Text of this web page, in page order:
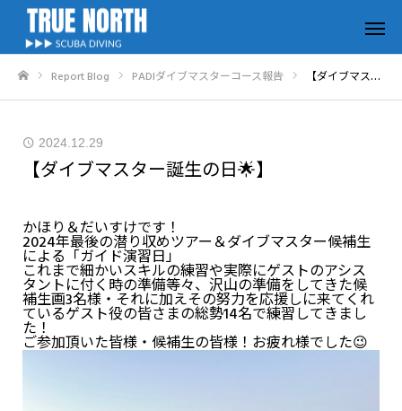
Report Blog PADIダイブマスターコース報告 【ダイブマスター誕生の日🌟】
2024.12.29
【ダイブマスター誕生の日🌟】
かほり＆だいすけです！
2024年最後の潜り収めツアー＆ダイブマスター候補生
による「ガイド演習日」
これまで細かいスキルの練習や実際にゲストのアシス
タントに付く時の準備等々、沢山の準備をしてきた候
補生画3名様・それに加えその努力を応援しに来てくれ
ているゲスト役の皆さまの総勢14名で練習してきまし
た！
ご参加頂いた皆様・候補生の皆様！お疲れ様でした😉